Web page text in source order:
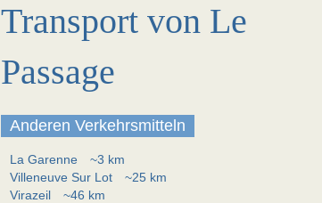
Transport von Le
Passage
Anderen Verkehrsmitteln
La Garenne
~3 km
Villeneuve Sur Lot
~25 km
Virazeil
~46 km